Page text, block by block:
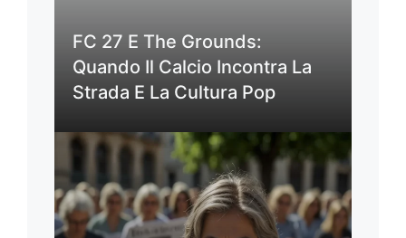
FC 27 E The Grounds:
Quando Il Calcio Incontra La
Strada E La Cultura Pop